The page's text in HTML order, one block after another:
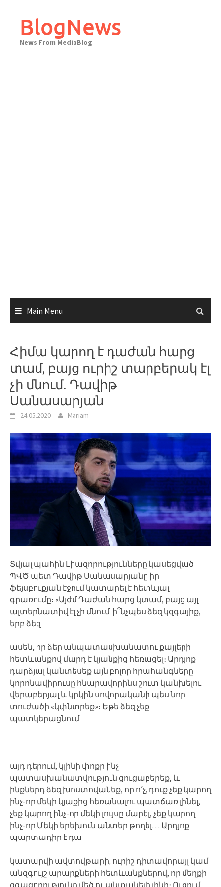
contentBlogNews
News From MediaBlog
Main Menu
Հիմա կարող է դաժան հարց
տամ, բայց ուրիշ տարբերակ էլ
չի մնում. Դավիթ
Սանասարյան
24.05.2020 Mariam
Տվյալ պահին Լիազորությունները կասեցված
ՊՎԾ պետ Դավիթ Սանասարյանը իր
ֆեյսբուքյան էջում կատարել է հետևյալ
գրառումը։ «Այժմ Դաժան հարց կտամ, բայց այլ
ալտերնատիվ էլ չի մնում. ի՞նչպես ձեզ կզգայիք,
երբ ձեզ
ասեն, որ ձեր անպատասխանատու քայլերի
հետևանքով մարդ է կյանքից հեռացել։ Արդյոք
դարձյալ կանտեսեք այն բոլոր հրահանգները
կորոնավիրուսը հնարավորինս շուտ կանխելու
վերաբերյալ և կրկին սովորականի պես նոր
տուժածի «կփնտրեք»։ Եթե ձեզ չեք
պատկերացնում
այդ դերում, կլինի փոքր ինչ
պատասխանատվություն ցուցաբերեք, և
ինքներդ ձեզ խոստովանեք, որ ո՛չ, դուք չեք կարող
ինչ-որ մեկի կյաքից հեռանալու պատճառ լինել,
չեք կարող ինչ-որ մեկի լույսը մարել, չեք կարող
ինչ-որ Մեկի երեխուն անտեր թողել… Արդյոք
պարտադիր է դա
կատարվի ավտովթարի, ուրիշ դիտավորայլ կամ
անզգույշ արարքների հետևանքներով, որ մեղքի
զգացողությունը մեծ ու անտանելի լինի։ Ուզում